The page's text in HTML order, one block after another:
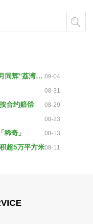
快来围观估值4亿元的艺术品！玉雕“日月同辉”荔湾展出 09-04
08-31
合约赔偿 08-29
08-23
奇」 08-13
超5万平方米08-11